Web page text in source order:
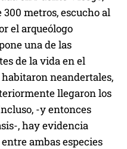
metros, escucho al
el arqueólogo
una de las
de la vida en el
neandertales,
llegaron los
-y entonces
, hay evidencia
ambas especies